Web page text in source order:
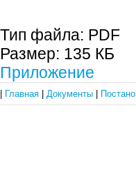
Тип файла: PDF
Размер: 135 КБ
Приложение
Главная Документы